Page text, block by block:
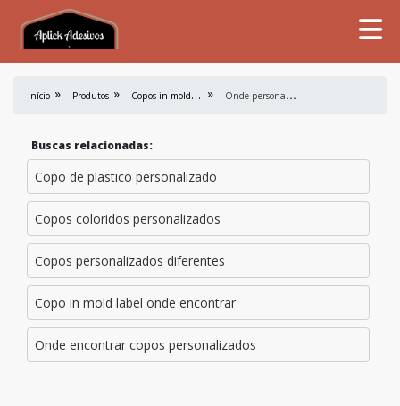
Início Produtos C
opos in mold label O
nde personalizar copos
Buscas relacionadas:
Copo de plastico personalizado
Copos coloridos personalizados
Copos personalizados diferentes
Copo in mold label onde encontrar
Onde encontrar copos personalizados